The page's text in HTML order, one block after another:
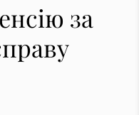
за